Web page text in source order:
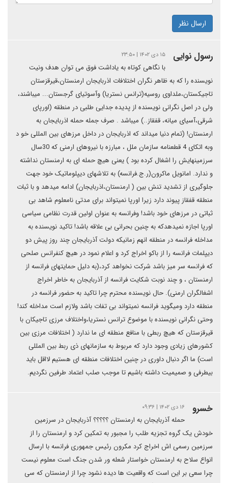
ارسال نظر
رسول نوایی ۱۵ دی ۱۴۰۲ | ۲۳:۵۰
با نگاهی کوتاه به یاداشت فوق می توان هدف ونیت
نویسنده را که به ظاهر نگران اختلافات اذربایجان ارمنستان،قیرقزستان
تاجیکستان،ملداوی روسیه(ترانس نستریا) وآسوتیای گرجستان... میباشند،
ولی در اصل نگرانی نویسنده از پدیده جدایی طلبی در منطقه (اورپای
شرقی،آسیای میانه، قفقاز..) میباشد . صرف جمله حمله اذربایجان به
ارمنستان! (تمام دنیا میداند که اذربایجان در داخل مرزهای بین المللی خو د
وبه اتکای 4 قطعنامه سازمان ملل ، مبارزه با نیروهای ارمنی که 30سال
سرزمینهایش را اشغال کرده بود ) یعنی هیچ حمله ای به ارمنستان نداشته
و ندارد. امانویل ماکرون(ر.ج.فرانسه) به تلاشهای دیپلوماتیک خود جهت
جلوگیری از تشدید تنش بین ( ارمنستان،اذربایجان) ادامه میدهد و با ثبات
منطقه قفقاز پیوند دارد زیرا اورپا نمیتواند برای مدتی نامعلوم شاهد بی
ثباتی در مرزهای خود باشد! وفرانسه به عنوان اولین قدرت نظامی سیاسی
اورپا اجازه نمیدهدکه به چنین بحرانی بی علاقه باشد! تاکید نویسنده به
مداخله فرانسه در منطقه انهم زمانیکه دولت آذربایجان چند روز پیش دو
دیپلمات فرانسه را از باکو اخراج کرد و اعلام نمود در هیچ کنفرانس صلحی
که فرانسه سر میز باشد شرکت نخواهد کرد،(به دلیل حمایتهای فرانسه از
ارمنستان ، و چند نوبت شکایت فرانسه از آذربایجان به خاطر اخراج
اشغالگران ارمنی). حال نویسنده محترم چرا تاکید به حضور فرانسه در
منطقه دارد ومیگوید فرانسه نمیتواند بی تفات باشد ولازم است مداخله کند!
وحتی نگرانی نویسنده با موضوع ترانس نستریا،واختلاف مرزی تاجیکان با
قیرقزستان که هیچ ربطی با منافع منطقه ای ما ندارد ( اختلافات مرزی بین
کشورهای زیادی وجود دارد که مربوط به سازمانهای ذی ربط بین المللی
است) ما اگر دنبال داوری در چنین اختلافات منطقه ای هستیم لااقل باید
بیطرفی و صمیمیت داشته باشیم تا موجب صلب اعتماد طرفین نگردیم.
خسرو ۱۶ دی ۱۴۰۲ | ۰۹:۳۶
حمله آذربایجان به ارمنستان ؟؟؟؟؟ آذربایجان در سرزمین
خودش یک گروه تجزیه طلب را مجبور به تمکین کرد و ارمنستان را از
سرزمین رسمی اش اخراج کرد مکرون رئیس جمهوری فرانسه با ارسال
انواع سلاح به ارمنستان خواستار شعله ور شدن جنگ است معلوم نیست
چرا سعی بر این است که واقعیت ها دیده نشود چرا از ارمنستان که سی